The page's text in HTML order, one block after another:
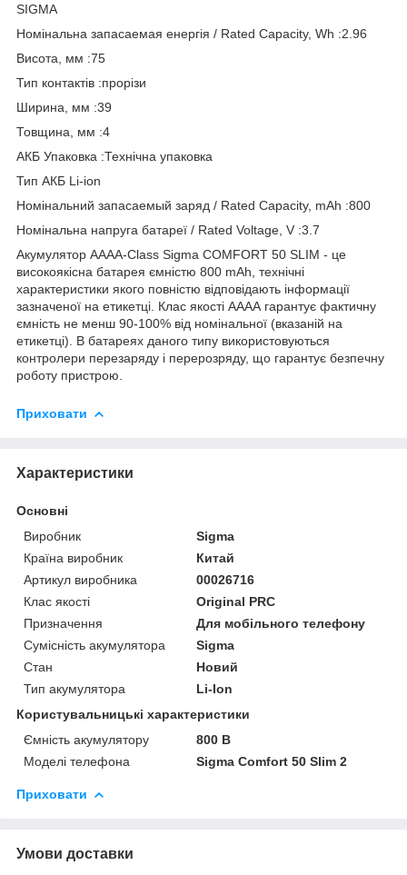
SIGMA
Номінальна запасаемая енергія / Rated Capacity, Wh :2.96
Висота, мм :75
Тип контактів :прорізи
Ширина, мм :39
Товщина, мм :4
АКБ Упаковка :Технічна упаковка
Тип АКБ Li-ion
Номінальний запасаемый заряд / Rated Capacity, mAh :800
Номінальна напруга батареї / Rated Voltage, V :3.7
Акумулятор AAAA-Class Sigma COMFORT 50 SLIM - це
високоякісна батарея ємністю 800 mAh, технічні
характеристики якого повністю відповідають інформації
зазначеної на етикетці. Клас якості АААА гарантує фактичну
ємність не менш 90-100% від номінальної (вказаній на
етикетці). В батареях даного типу використовуються
контролери перезаряду і перерозряду, що гарантує безпечну
роботу пристрою.
Приховати
Характеристики
Основні
Виробник
Sigma
Країна виробник
Китай
Артикул виробника
00026716
Клас якості
Original PRC
Призначення
Для мобільного телефону
Сумісність акумулятора
Sigma
Стан
Новий
Тип акумулятора
Li-Ion
Користувальницькі характеристики
Ємність акумулятору
800 В
Моделі телефона
Sigma Comfort 50 Slim 2
Приховати
Умови доставки